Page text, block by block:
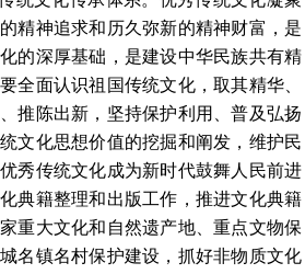
精神追求和历久弥新的精神财富，是
的深厚基础，是建设中华民族共有精
全面认识祖国传统文化，取其精华、
推陈出新，坚持保护利用、普及弘扬
文化思想价值的挖掘和阐发，维护民
秀传统文化成为新时代鼓舞人民前进
典籍整理和出版工作，推进文化典籍
重大文化和自然遗产地、重点文物保
名镇名村保护建设，抓好非物质文化